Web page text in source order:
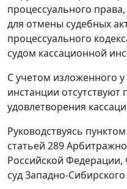
процессуального
для отмены судебных
процессуального
судом кассационной
С учетом изложенного
инстанции
удовлетворения
Руководствуясь
статьей 289
Российской
суд Западно-